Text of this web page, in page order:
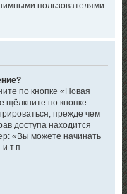
пользователями.
по кнопке «Новая
по кнопке
прежде чем
доступа находится
«Вы можете начинать
т.п.